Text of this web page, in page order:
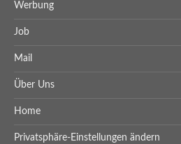
Werbung
Job
Mail
Über Uns
Home
Privatsphäre-Einstellungen ändern